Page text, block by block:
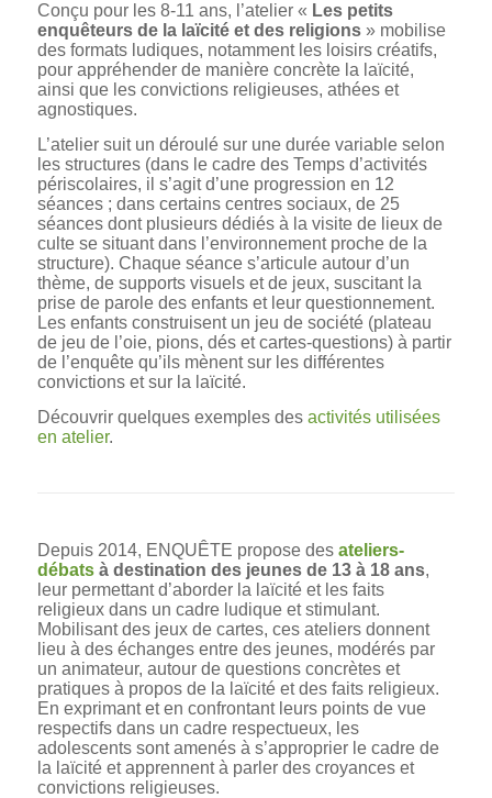
Conçu pour les 8-11 ans, l’atelier « Les petits
enquêteurs de la laïcité et des religions» mobilise
des formats ludiques, notamment les loisirs créatifs,
pour appréhender de manière concrète la laïcité,
ainsi que les convictions religieuses, athées et
agnostiques.
L’atelier suit un déroulé sur une durée variable selon
les structures (dans le cadre des Temps d’activités
périscolaires, il s’agit d’une progression en 12
séances ; dans certains centres sociaux, de 25
séances dont plusieurs dédiés à la visite de lieux de
culte se situant dans l’environnement proche de la
structure). Chaque séance s’articule autour d’un
thème, de supports visuels et de jeux, suscitant la
prise de parole des enfants et leur questionnement.
Les enfants construisent un jeu de société (plateau
de jeu de l’oie, pions, dés et cartes-questions) à partir
de l’enquête qu’ils mènent sur les différentes
convictions et sur la laïcité.
Découvrir quelques exemples desactivités utilisées
en atelier.
Depuis 2014, ENQUÊTE propose des ateliers-
débatsà destination des jeunes de 13 à 18 ans,
leur permettant d’aborder la laïcité et les faits
religieux dans un cadre ludique et stimulant.
Mobilisant des jeux de cartes, ces ateliers donnent
lieu à des échanges entre des jeunes, modérés par
un animateur, autour de questions concrètes et
pratiques à propos de la laïcité et des faits religieux.
En exprimant et en confrontant leurs points de vue
respectifs dans un cadre respectueux, l es
adolescents sont amenés à s’approprier le cadre de
la laïcité et apprennent à parler des croyances et
convictions religieuses.